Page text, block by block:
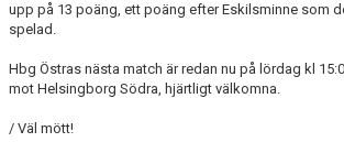
upp på 13 poäng, ett poäng efter Eskilsminne som
spelad.
Hbg Östras nästa match är redan nu på lördag kl
mot Helsingborg Södra, hjärtligt välkomna.
/ Väl mött!